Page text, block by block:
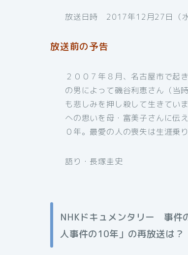
放送日時 2017年12月27日（
放送前の予告
２００７年８月、名古屋市で起
の男によって磯谷利恵さん（当
も悲しみを押し殺して生きてい
への思いを母・富美子さんに伝
０年。最愛の人の喪失は生涯乗
語り・長塚圭史
NHKドキュメンタリー 事件
人事件の10年」 の再放送は？